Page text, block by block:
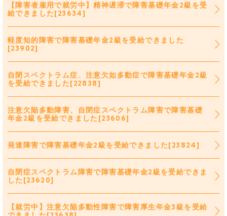
【障害者雇用で就労中】精神遅滞で障害基礎年金2級を受
給できました[23634]
軽度知的障害で障害基礎年金2級を受給できました
[23902]
自閉スペクトラム症、注意欠如多動症で障害基礎年金2級
を受給できました[22838]
注意欠陥多動障害、自閉症スペクトラム障害で障害基礎
年金2級を受給できました[23606]
発達障害で障害基礎年金2級を受給できました[23824]
自閉症スペクトラム障害で障害基礎年金2級を受給できま
した[23620]
【就労中】注意欠陥多動性障害で障害厚生年金3級を受給